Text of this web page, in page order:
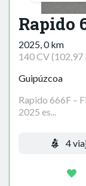
Rapido
2025, 0 km
140 CV (102,97
Guipúzcoa
Rapido 666F –
2025 es...
4